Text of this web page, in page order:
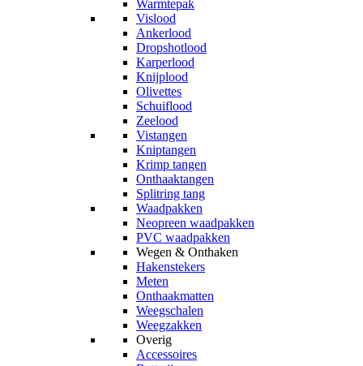
Warmtepak
Vislood
Ankerlood
Dropshotlood
Karperlood
Knijplood
Olivettes
Schuiflood
Zeelood
Vistangen
Kniptangen
Krimp tangen
Onthaaktangen
Splitring tang
Waadpakken
Neopreen waadpakken
PVC waadpakken
Wegen & Onthaken
Hakenstekers
Meten
Onthaakmatten
Weegschalen
Weegzakken
Overig
Accessoires